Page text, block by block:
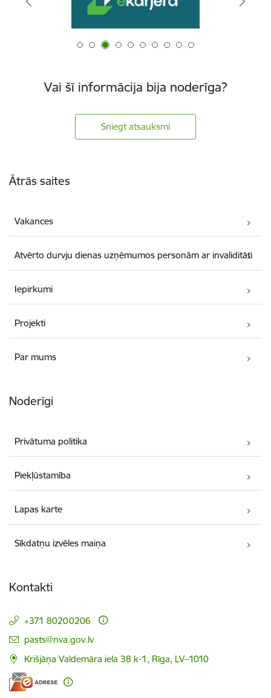
Vai šī informācija bija noderīga?
Sniegt atsauksmi
Ātrās saites
Vakances
Atvērto durvju dienas uzņēmumos personām ar invaliditāti
Iepirkumi
Projekti
Par mums
Noderīgi
Privātuma politika
Piekļūstamība
Lapas karte
Sīkdatņu izvēles maiņa
Kontakti
+371 80200206
E-pasts:
pasts@nva.gov.lv
Krišjāņa Valdemāra iela 38 k-1, Rīga, LV–1010